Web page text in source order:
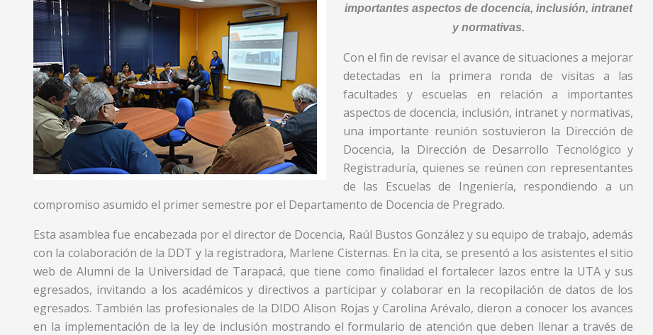
importantes aspectos de docencia, inclusión, intranet
y normativas.
Con el fin de revisar el avance de situaciones a mejorar
detectadas en la primera ronda de visitas a las
facultades y escuelas en relación a importantes
aspectos de docencia, inclusión, intranet y normativas,
una importante reunión sostuvieron la Dirección de
Docencia, la Dirección de Desarrollo Tecnológico y
Registraduría, quienes se reúnen con representantes
de las Escuelas de Ingeniería, respondiendo a un
compromiso asumido el primer semestre por el Departamento de Docencia de Pregrado.
Esta asamblea fue encabezada por el director de Docencia, Raúl Bustos González y su equipo de trabajo, además
con la colaboración de la DDT y la registradora, Marlene Cisternas. En la cita, se presentó a los asistentes el sitio
web de Alumni de la Universidad de Tarapacá, que tiene como finalidad el fortalecer lazos entre la UTA y sus
egresados, invitando a los académicos y directivos a participar y colaborar en la recopilación de datos de los
egresados. También las profesionales de la DIDO Alison Rojas y Carolina Arévalo, dieron a conocer los avances
en la implementación de la ley de inclusión mostrando el formulario de atención que deben llenar a través de